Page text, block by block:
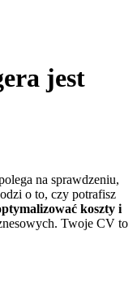
jest
na sprawdzeniu,
o to, czy potrafisz
koszty i
Twoje CV to